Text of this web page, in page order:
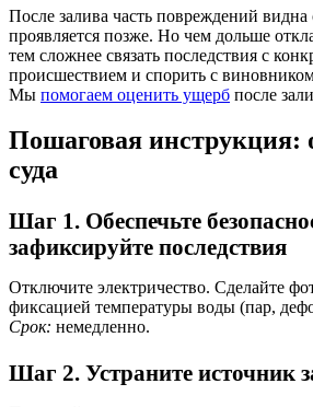
После залива часть повреждений видна
проявляется позже. Но чем дольше
тем сложнее связать последствия с
происшествием и спорить с
Мы помогаем оценить ущерб после
Пошаговая инструкция:
суда
Шаг 1. Обеспечьте
зафиксируйте последствия
Отключите электричество. Сделайте
фиксацией температуры воды (пар,
Срок: немедленно.
Шаг 2. Устраните источник